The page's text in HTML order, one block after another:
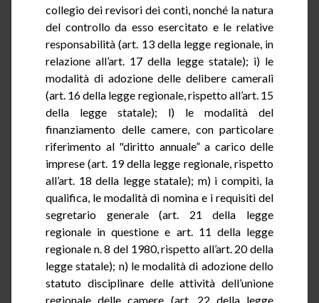
collegio dei revisori dei conti, nonché la natura
del controllo da esso esercitato e le relative
responsabilità (art. 13 della legge regionale, in
relazione all’art. 17 della legge statale); i) le
modalità di adozione delle delibere camerali
(art. 16 della legge regionale, rispetto all’art. 15
della legge statale); l) le modalità del
finanziamento delle camere, con particolare
riferimento al "diritto annuale” a carico delle
imprese (art. 19 della legge regionale, rispetto
all’art. 18 della legge statale); m) i compiti, la
qualifica, le modalità di nomina e i requisiti del
segretario generale (art. 21 della legge
regionale in questione e art. 11 della legge
regionale n. 8 del 1980, rispetto all’art. 20 della
legge statale); n) le modalità di adozione dello
statuto disciplinare delle attività dell’unione
regionale delle camere (art. 22 della legge